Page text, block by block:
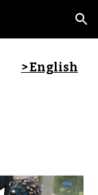
Skip to navigation
> English